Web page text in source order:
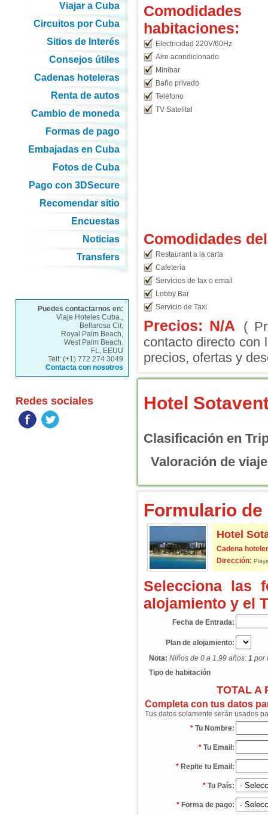
habitaciones:
Electricidad 220V/60Hz
Aire acondicionado
Minibar
Baño privado
Teléfono
TV Satelital
Comodidades
Restaurant a la carta
Cafetería
Servicios de fax o email
Lobby Bar
Servicio de Taxi
Precios: N/A
(
contacto directo con
precios, ofertas y
Hotel
Clasificación en
Valoración de
Formulario
Hotel
Cadena
Dirección:
Selecciona las
alojamiento y el
Fecha de Entrada:
Plan de alojamiento:
Nota: Niños de 0 a 1.99 años: 1 por
Tipo de habitación
TOTAL A
Completa con tus datos
Tus datos solamente serán usados
* Tu Nombre:
* Tu Email:
* Repite tu Email:
* Tu País:
* Forma de pago:
Viajar a Cuba
Circuitos por Cuba
Sitios de Interés
Consejos útiles
Cadenas hoteleras
Renta de autos
Cambio de moneda
Formas de pago
Embajadas en Cuba
Fotos de Cuba
Pago con 3DSecure
Recomendar sitio
Encuestas
Noticias
Transfers
Puedes contactarnos en:
Viaje Hoteles Cuba.,
Bellarosa Cir,
Royal Palm Beach,
West Palm Beach.
FL, EEUU
Telf: (+1) 772 274 3049
Contacta con nosotros
Redes sociales